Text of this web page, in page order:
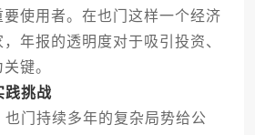
使用者。在也门这样一个经济
年报的透明度对于吸引投资、
键。
践挑战
持续多年的复杂局势给公